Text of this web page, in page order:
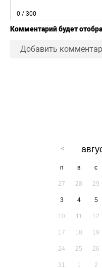
0 / 300
Комментарий будет
Добавить
п в с
27 28 29
3 4 5
10 11 12
17 18 19
24 25 26
31 1 2